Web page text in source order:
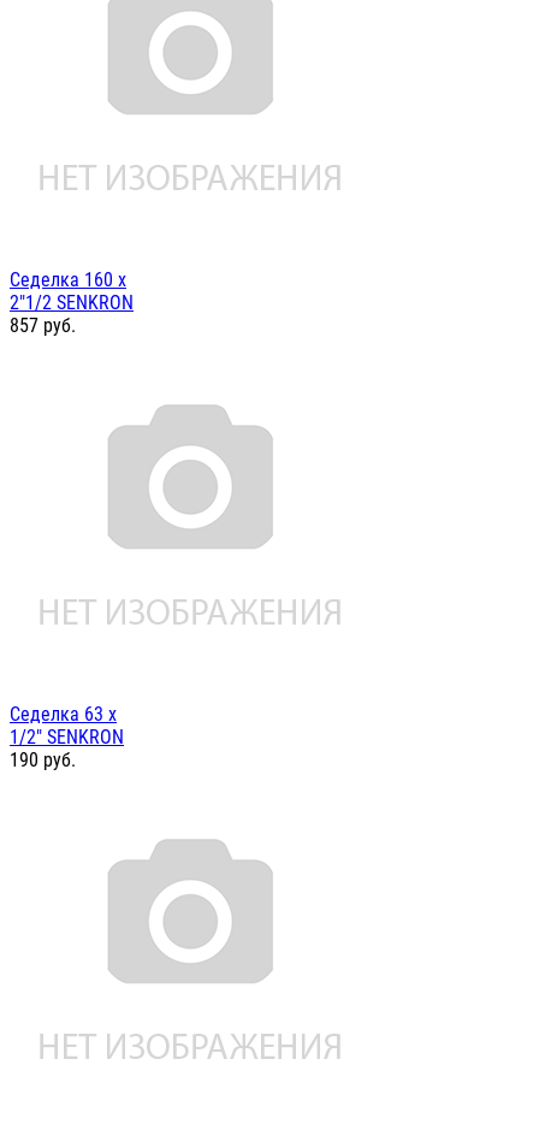
Седелка 160 х
2"1/2 SENKRON
857 руб.
Седелка 63 х
1/2" SENKRON
190 руб.